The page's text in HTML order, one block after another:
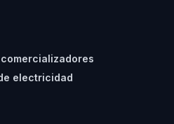
comercializadores
electricidad